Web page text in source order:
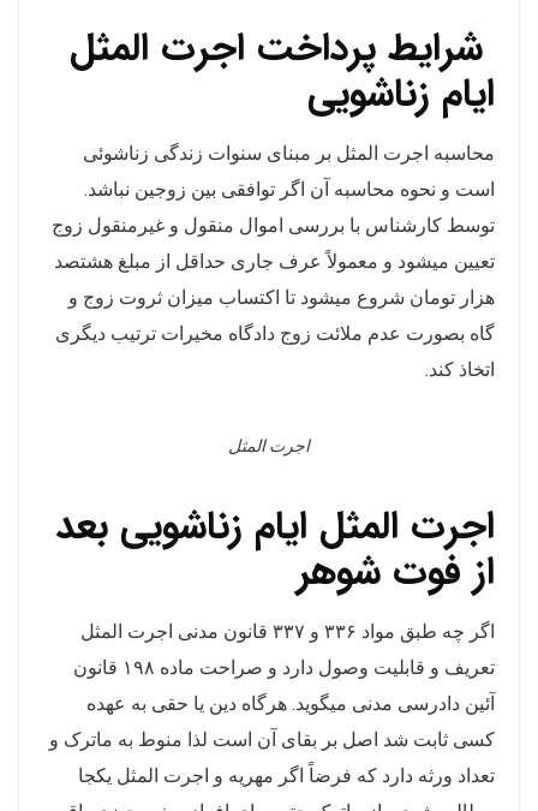
شرایط پرداخت اجرت المثل
ایام زناشویی
محاسبه اجرت المثل بر مبنای سنوات زندگی زناشوئی
است و نحوه محاسبه آن اگر توافقی بین زوجین نباشد.
توسط کارشناس با بررسی اموال منقول و غیرمنقول زوج
تعیین میشود و معمولاً عرف جاری حداقل از مبلغ هشتصد
هزار تومان شروع میشود تا اکتساب میزان ثروت زوج و
گاه بصورت عدم ملائت زوج دادگاه مخیرات ترتیب دیگری
اتخاذ کند.
اجرت المثل
اجرت المثل ایام زناشویی بعد
از فوت شوهر
اگر چه طبق مواد ۳۳۶ و ۳۳۷ قانون مدنی اجرت المثل
تعریف و قابلیت وصول دارد و صراحت ماده ۱۹۸ قانون
آئین دادرسی مدنی میگوید. هرگاه دین یا حقی به عهده
کسی ثابت شد اصل بر بقای آن است لذا منوط به ماترک و
تعداد ورثه دارد که فرضاً اگر مهریه و اجرت المثل یکجا